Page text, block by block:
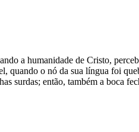
a humanidade de Cristo,
o nó da sua língua foi
surdas; então, também a boca